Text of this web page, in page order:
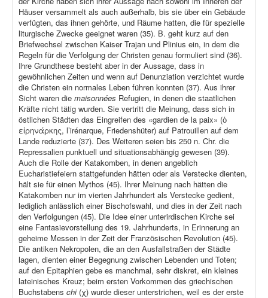
Häuser versammelt als auch außerhalb, bis sie über ein Gebäude
verfügten, das ihnen gehörte, und Räume hatten, die für spezielle
liturgische Zwecke geeignet waren (35). B. geht kurz auf den
Briefwechsel zwischen Kaiser Trajan und Plinius ein, in dem die
Regeln für die Verfolgung der Christen genau formuliert sind (36).
Ihre Grundthese besteht aber in der Aussage, dass in
gewöhnlichen Zeiten und wenn auf Denunziation verzichtet wurde
die Christen ein normales Leben führen konnten (37). Aus ihrer
Sicht waren die maisonnées Refugien, in denen die staatlichen
Kräfte nicht tätig wurden. Sie vertritt die Meinung, dass sich in
östlichen Städten das Eingreifen des «gardien de la paix» (ὁ
εἰρηνάρκης, l’irénarque, Friedenshüter) auf Patrouillen auf dem
Lande reduzierte (37). Des Weiteren seien bis 250 n. Chr. die
Repressalien punktuell und situationsabhängig gewesen (39).
Auch die Rolle der Katakomben, in denen angeblich
Eucharistiefeiern stattgefunden hätten oder als Verstecke dienten,
hält sie für einen Mythos (45). Ihrer Meinung nach hätten die
Katakomben nur im vierten Jahrhundert als Verstecke gedient,
lediglich anlässlich einer Bischofswahl, und dies in der Zeit nach
den Verfolgungen (45). Die Idee einer unterirdischen Kirche sei
eine Fantasievorstellung des 19. Jahrhunderts, in Erinnerung an
geheime Messen in der Zeit der Französischen Revolution (45).
Die antiken Nekropolen, die an den Ausfallstraßen der Städte
lagen, dienten einer Begegnung zwischen Lebenden und Toten;
auf den Epitaphien gebe es manchmal, sehr diskret, ein kleines
lateinisches Kreuz; beim ersten Vorkommen des griechischen
Buchstabens chi (χ) wurde dieser unterstrichen, weil es der erste